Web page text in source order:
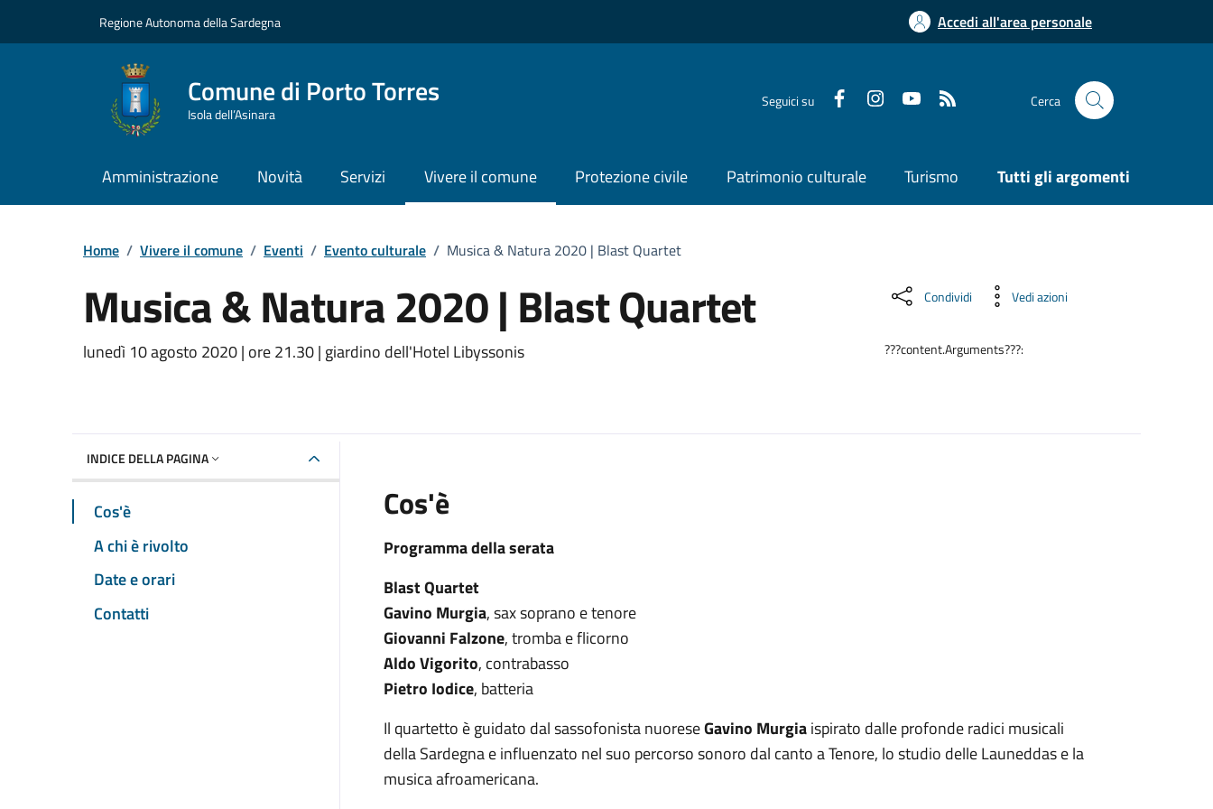
Regione Autonoma della Sardegna Accedi all'area personale
Comune di Porto Torres
Isola dell’Asinara
Seguici su Cerca
Amministrazione Novità Servizi Vivere il comune Protezione civile Patrimonio culturale Turismo Tutti gli argomenti
Home / Vivere il comune / Eventi / Evento culturale / Musica & Natura 2020 | Blast Quartet
Musica & Natura 2020 | Blast Quartet
Dettaglio dell'evento
lunedì 10 agosto 2020 | ore 21.30 | giardino dell'Hotel Libyssonis
Condividi Vedi azioni
???content.Arguments???:
INDICE DELLA PAGINA
Cos'è
A chi è rivolto
Date e orari
Contatti
Cos'è
Programma della serata
Blast Quartet
Gavino Murgia, sax soprano e tenore
Giovanni Falzone, tromba e flicorno
Aldo Vigorito, contrabasso
Pietro Iodice, batteria
Il quartetto è guidato dal sassofonista nuoreseGavino Murgiaispirato dalle profonde radici musicali
della Sardegna e influenzato nel suo percorso sonoro dal canto a Tenore, lo studio delle Launeddas e la
musica afroamericana.